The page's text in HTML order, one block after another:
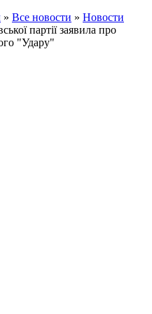
» Все новости » Новости
партії заявила про
"Удару"